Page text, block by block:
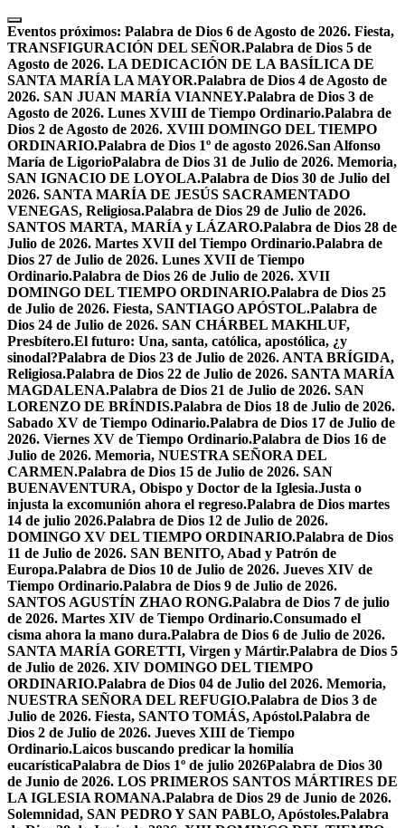
Skip
to
content
Eventos próximos: Palabra de Dios 6 de Agosto de 2026. Fiesta,
TRANSFIGURACIÓN DEL SEÑOR.Palabra de Dios 5 de
Agosto de 2026. LA DEDICACIÓN DE LA BASÍLICA DE
SANTA MARÍA LA MAYOR.Palabra de Dios 4 de Agosto de
2026. SAN JUAN MARÍA VIANNEY.Palabra de Dios 3 de
Agosto de 2026. Lunes XVIII de Tiempo Ordinario.Palabra de
Dios 2 de Agosto de 2026. XVIII DOMINGO DEL TIEMPO
ORDINARIO.Palabra de Dios 1º de agosto 2026.San Alfonso
María de LigorioPalabra de Dios 31 de Julio de 2026. Memoria,
SAN IGNACIO DE LOYOLA.Palabra de Dios 30 de Julio del
2026. SANTA MARÍA DE JESÚS SACRAMENTADO
VENEGAS, Religiosa.Palabra de Dios 29 de Julio de 2026.
SANTOS MARTA, MARÍA y LÁZARO.Palabra de Dios 28 de
Julio de 2026. Martes XVII del Tiempo Ordinario.Palabra de
Dios 27 de Julio de 2026. Lunes XVII de Tiempo
Ordinario.Palabra de Dios 26 de Julio de 2026. XVII
DOMINGO DEL TIEMPO ORDINARIO.Palabra de Dios 25
de Julio de 2026. Fiesta, SANTIAGO APÓSTOL.Palabra de
Dios 24 de Julio de 2026. SAN CHÁRBEL MAKHLUF,
Presbítero.El futuro: Una, santa, católica, apostólica, ¿y
sinodal?Palabra de Dios 23 de Julio de 2026. ANTA BRÍGIDA,
Religiosa.Palabra de Dios 22 de Julio de 2026. SANTA MARÍA
MAGDALENA.Palabra de Dios 21 de Julio de 2026. SAN
LORENZO DE BRÍNDIS.Palabra de Dios 18 de Julio de 2026.
Sabado XV de Tiempo Odinario.Palabra de Dios 17 de Julio de
2026. Viernes XV de Tiempo Ordinario.Palabra de Dios 16 de
Julio de 2026. Memoria, NUESTRA SEÑORA DEL
CARMEN.Palabra de Dios 15 de Julio de 2026. SAN
BUENAVENTURA, Obispo y Doctor de la Iglesia.Justa o
injusta la excomunión ahora el regreso.Palabra de Dios martes
14 de julio 2026.Palabra de Dios 12 de Julio de 2026.
DOMINGO XV DEL TIEMPO ORDINARIO.Palabra de Dios
11 de Julio de 2026. SAN BENITO, Abad y Patrón de
Europa.Palabra de Dios 10 de Julio de 2026. Jueves XIV de
Tiempo Ordinario.Palabra de Dios 9 de Julio de 2026.
SANTOS AGUSTÍN ZHAO RONG.Palabra de Dios 7 de julio
de 2026. Martes XIV de Tiempo Ordinario.Consumado el
cisma ahora la mano dura.Palabra de Dios 6 de Julio de 2026.
SANTA MARÍA GORETTI, Virgen y Mártir.Palabra de Dios 5
de Julio de 2026. XIV DOMINGO DEL TIEMPO
ORDINARIO.Palabra de Dios 04 de Julio del 2026. Memoria,
NUESTRA SEÑORA DEL REFUGIO.Palabra de Dios 3 de
Julio de 2026. Fiesta, SANTO TOMÁS, Apóstol.Palabra de
Dios 2 de Julio de 2026. Jueves XIII de Tiempo
Ordinario.Laicos buscando predicar la homilía
eucarísticaPalabra de Dios 1º de julio 2026Palabra de Dios 30
de Junio de 2026. LOS PRIMEROS SANTOS MÁRTIRES DE
LA IGLESIA ROMANA.Palabra de Dios 29 de Junio de 2026.
Solemnidad, SAN PEDRO Y SAN PABLO, Apóstoles.Palabra